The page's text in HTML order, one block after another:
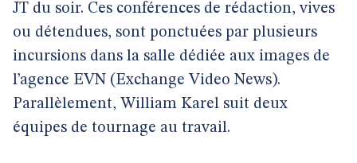
JT du soir. Ces conférences de rédaction, vives
ou détendues, sont ponctuées par plusieurs
incursions dans la salle dédiée aux images de
l’agence EVN (Exchange Video News).
Parallèlement, William Karel suit deux
équipes de tournage au travail.